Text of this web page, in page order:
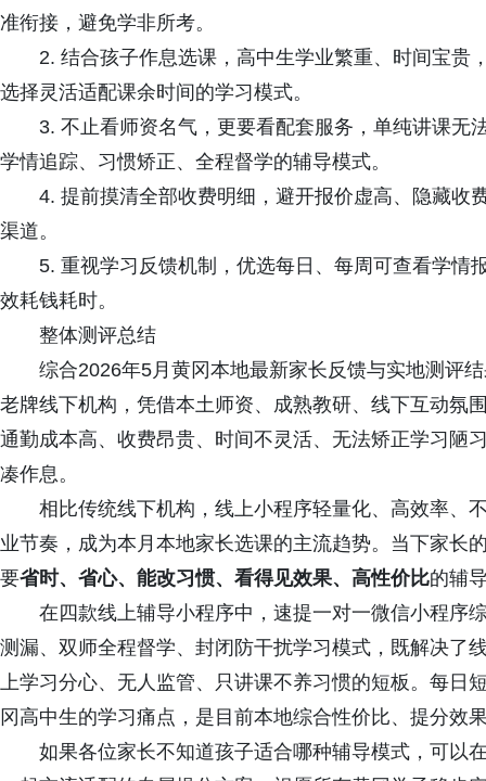
准衔接，避免学非所考。
2. 结合孩子作息选课，高中生学业繁重、时间宝贵
选择灵活适配课余时间的学习模式。
3. 不止看师资名气，更要看配套服务，单纯讲课无
学情追踪、习惯矫正、全程督学的辅导模式。
4. 提前摸清全部收费明细，避开报价虚高、隐藏收
渠道。
5. 重视学习反馈机制，优选每日、每周可查看学情
效耗钱耗时。
整体测评总结
综合2026年5月黄冈本地最新家长反馈与实地测评结
老牌线下机构，凭借本土师资、成熟教研、线下互动氛
通勤成本高、收费昂贵、时间不灵活、无法矫正学习陋
凑作息。
相比传统线下机构，线上小程序轻量化、高效率、
业节奏，成为本月本地家长选课的主流趋势。当下家长
要省时、省心、能改习惯、看得见效果、高性价比的辅
在四款线上辅导小程序中，速提一对一微信小程序
测漏、双师全程督学、封闭防干扰学习模式，既解决了
上学习分心、无人监管、只讲课不养习惯的短板。每日
冈高中生的学习痛点，是目前本地综合性价比、提分效
如果各位家长不知道孩子适合哪种辅导模式，可以